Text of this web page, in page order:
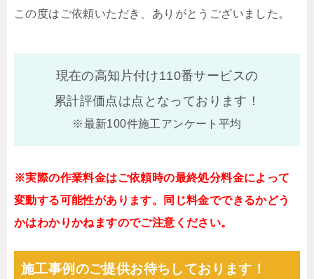
この度はご依頼いただき、ありがとうございました。
現在の高知片付け110番サービスの
累計評価点は点となっております！
※最新100件施工アンケート平均
※実際の作業料金はご依頼時の最終処分料金によって
変動する可能性があります。同じ料金でできるかどう
かはわかりかねますのでご注意ください。
施工事例のご提供お待ちしております！